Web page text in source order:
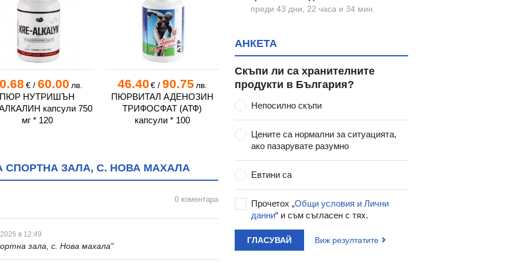
Пазарджик
КЛУБ
€/ 60.00 лв.
ПЮР НУТРИШЪН
капсули 750
мг * 120
46.40 € /90.75 лв.
ПЮРВИТАЛ АДЕНОЗИН
ТРИФОСФАТ (АТФ)
капсули * 100
18.92€/37.00лв.
капсули 500 мг * 200
НАГЛЕЗЕНКА С ВРЪЗКИ
модел 199
СПОРТНА ЗАЛА, С. НОВА МАХАЛА
0 коментара
в 12:49
зала, с. Нова махала"
преди 43 дни, 22 часа и 34 мин.
АНКЕТА
Скъпи ли са хранителните
продукти в България?
Непосилно скъпи
Цените са нормални за ситуацията,
ако пазарувате разумно
Евтини са
Прочетох „Общи условия и Лични
данни“ и съм съгласен с тях.
ГЛАСУВАЙ Виж резултатите